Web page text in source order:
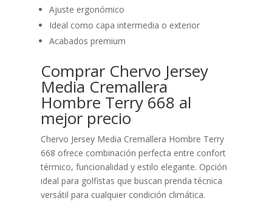
Ajuste ergonómico
Ideal como capa intermedia o exterior
Acabados premium
Comprar Chervo Jersey
Media Cremallera
Hombre Terry 668 al
mejor precio
Chervo Jersey Media Cremallera Hombre Terry
668 ofrece combinación perfecta entre confort
térmico, funcionalidad y estilo elegante. Opción
ideal para golfistas que buscan prenda técnica
versátil para cualquier condición climática.